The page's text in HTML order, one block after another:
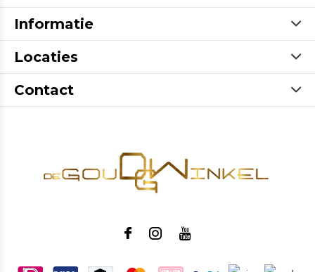
Informatie
Locaties
Contact